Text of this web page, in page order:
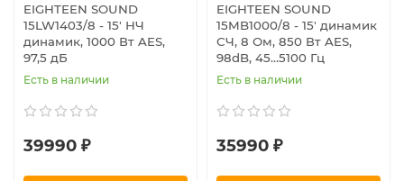
EIGHTEEN SOUND
15LW1403/8 - 15' НЧ
динамик, 1000 Вт AES,
97,5 дБ
Есть в наличии
39990 ₽
EIGHTEEN SOUND
15MB1000/8 - 15' динамик
СЧ, 8 Ом, 850 Вт AES,
98dB, 45...5100 Гц
Есть в наличии
35990 ₽